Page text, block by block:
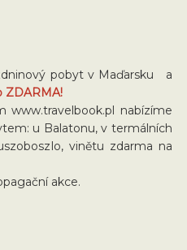
pobyt v Maďarsku a
ZDARMA!
www.travelbook.pl nabízíme
u Balatonu, v termálních
vinětu zdarma na
akce.